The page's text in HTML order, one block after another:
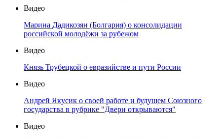
Видео
Марина Дадикозян (Болгария) о консолидации
российской молодёжи за рубежом
Видео
Князь Трубецкой о евразийстве и пути России
Видео
Андрей Якусик о своей работе и будущем Союзного
государства в рубрике "Двери открываются"
Видео